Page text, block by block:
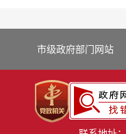
市级政府部门网站